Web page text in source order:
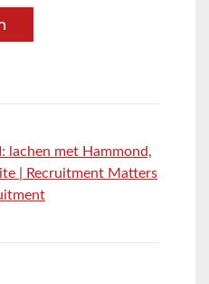
lachen met Hammond,
| Recruitment Matters